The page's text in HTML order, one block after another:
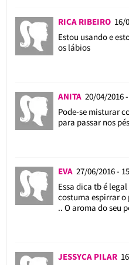
RICA RIBEIRO 16/
Estou usando e
os lábios
ANITA 20/04/2016
Pode-se misturar
para passar nos
EVA 27/06/2016 -
Essa dica tb é
costuma espirrar o
.. O aroma do seu
JESSYCA PILAR